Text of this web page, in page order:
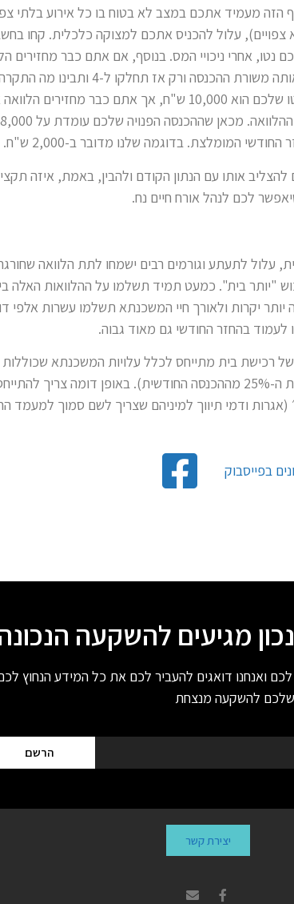
מעמיד אתכם במצב לא בטוח בו כל אירוע בלתי
צפויים), עלול להכניס אתכם למצוקה כלכלית. קחו
נטו, אחרי ניכויי המס. בנוסף, אם אתם כבר מחזירים
בקביעות בהכנסה הפנויה שלכם, החסירו גם אותה
ההחזר החודשי שלכם. למשל, נניח שהשכר נטו שלכם הוא 10,000 ש"ח, אך אתם
אותו עם הנתון הקודם ולהבין, באמת, איזה
לכם לנהל אורח חיים נח.
עלול לתעתע וגורמים רבים ישמחו לתת הלוואה
"יותר בית". כמעט תמיד תשלמו על ההלוואות האלה
יקרות ולאורך חיי המשכנתא תשלמו עשרות אלפי
לעמוד בהחזר החודשי גם מאוד גבוה.
רכישת בית מתייחס לכלל עלויות המשכנתא שכוללות
ההוצאות האלה צריכות להיות כלולות במסגרת ה-25% מההכנסה החודשית). באופן
(אגרות ודמי תיווך למיניהם שצריך לשם סמוך למעמד
בפייסבוק
מגיעים להשקעה
ואנחנו דואגים להעביר לכם את כל המידע הנחוץ
להשקעה מנצחת
הרשם
יצירת קשר